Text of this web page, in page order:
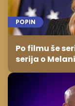
POPIN
Po filmu še
serija o